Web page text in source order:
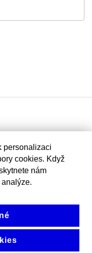
personalizaci
cookies. Když
nám